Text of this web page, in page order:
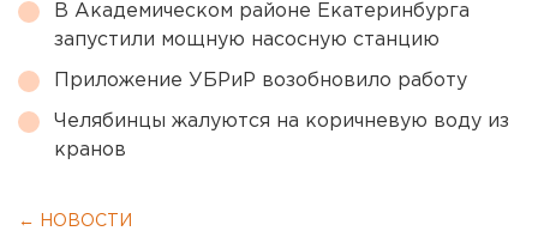
В Академическом районе Екатеринбурга
запустили мощную насосную станцию
Приложение УБРиР возобновило работу
Челябинцы жалуются на коричневую воду из
кранов
← НОВОСТИ